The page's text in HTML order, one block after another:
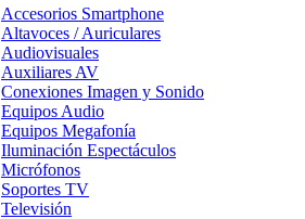
Accesorios Smartphone
Altavoces / Auriculares
Audiovisuales
Auxiliares AV
Conexiones Imagen y Sonido
Equipos Audio
Equipos Megafonía
Iluminación Espectáculos
Micrófonos
Soportes TV
Televisión